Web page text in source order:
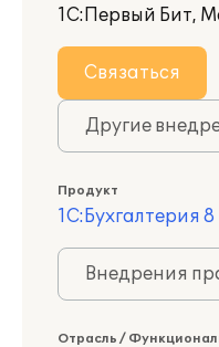
1С:Первый Бит,
Связаться
Другие
Продукт
1С:Бухгалтерия 8
Внедрения
Отрасль /